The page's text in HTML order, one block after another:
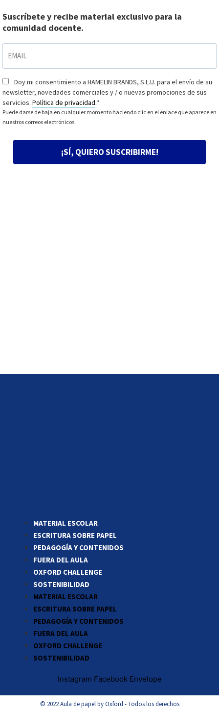
Suscríbete y recibe material exclusivo para la
comunidad docente.
Consentimiento*
Doy mi consentimiento a HAMELIN BRANDS, S.L.U. para el envío de su
newsletter, novedades comerciales y / o nuevas promociones de sus
servicios. Política de privacidad.*
Puede darse de baja en cualquier momento haciendo clic en el enlace que aparece en
nuestros correos electrónicos.
MATERIAL ESCOLAR
ESCRITURA SOBRE PAPEL
PEDAGOGÍA Y CONTENIDOS
FUERA DEL AULA
OXFORD CHALLENGE
SOSTENIBILIDAD
MATERIAL ESCOLAR
ESCRITURA SOBRE PAPEL
PEDAGOGÍA Y CONTENIDOS
FUERA DEL AULA
OXFORD CHALLENGE
SOSTENIBILIDAD
Instagram Facebook Envelope
© 2022 Aula de papel by Oxford - Todos los derechos